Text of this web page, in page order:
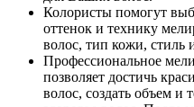
Колористы помогут
оттенок и технику
волос, тип кожи, стиль
Профессиональное
позволяет достичь
волос, создать объем и